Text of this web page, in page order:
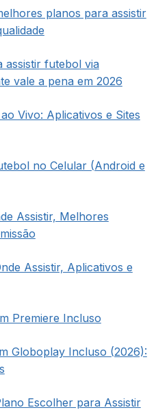
planos para assistir
assistir futebol via
vale a pena em 2026
Vivo: Aplicativos e Sites
no Celular (Android e
Assistir, Melhores
Assistir, Aplicativos e
Premiere Incluso
Globoplay Incluso (2026):
Escolher para Assistir